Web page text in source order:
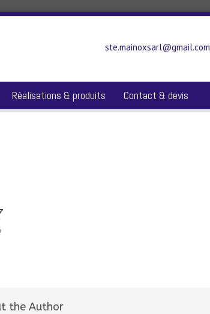
ste.mainoxsarl@gmail.com
Réalisations & produits Contact & devis
the Author